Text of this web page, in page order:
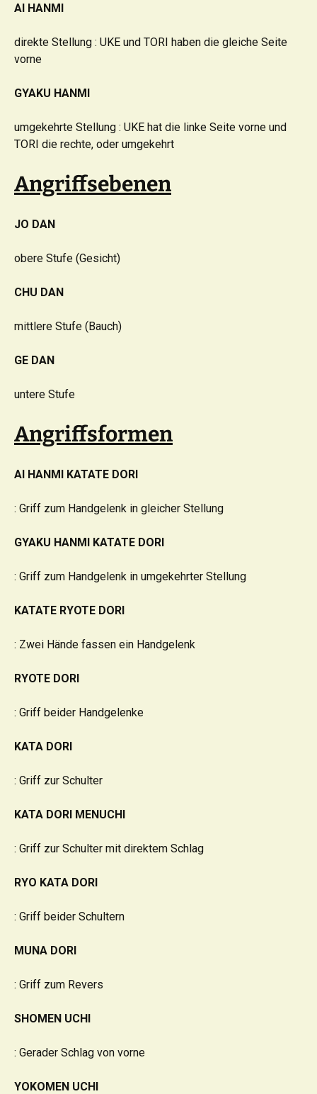
AI HANMI
direkte Stellung : UKE und TORI haben die gleiche Seite
vorne
GYAKU HANMI
umgekehrte Stellung : UKE hat die linke Seite vorne und
TORI die rechte, oder umgekehrt
Angriffsebenen
JO DAN
obere Stufe (Gesicht)
CHU DAN
mittlere Stufe (Bauch)
GE DAN
untere Stufe
Angriffsformen
AI HANMI KATATE DORI
: Griff zum Handgelenk in gleicher Stellung
GYAKU HANMI KATATE DORI
: Griff zum Handgelenk in umgekehrter Stellung
KATATE RYOTE DORI
: Zwei Hände fassen ein Handgelenk
RYOTE DORI
: Griff beider Handgelenke
KATA DORI
: Griff zur Schulter
KATA DORI MENUCHI
: Griff zur Schulter mit direktem Schlag
RYO KATA DORI
: Griff beider Schultern
MUNA DORI
: Griff zum Revers
SHOMEN UCHI
: Gerader Schlag von vorne
YOKOMEN UCHI